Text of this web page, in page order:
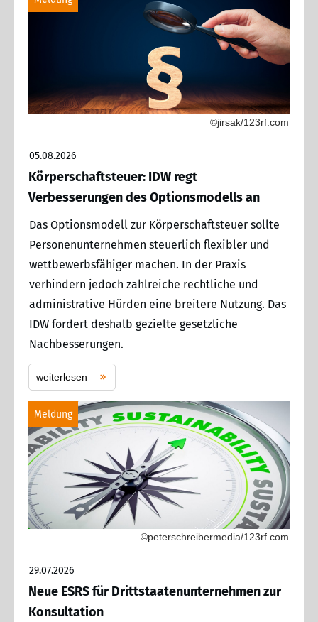
©jirsak/123rf.com
05.08.2026
Körperschaftsteuer: IDW regt
Verbesserungen des Optionsmodells an
Das Optionsmodell zur Körperschaftsteuer sollte
Personenunternehmen steuerlich flexibler und
wettbewerbsfähiger machen. In der Praxis
verhindern jedoch zahlreiche rechtliche und
administrative Hürden eine breitere Nutzung. Das
IDW fordert deshalb gezielte gesetzliche
Nachbesserungen.
weiterlesen
Meldung
©peterschreibermedia/123rf.com
29.07.2026
Neue ESRS für Drittstaatenunternehmen zur
Konsultation